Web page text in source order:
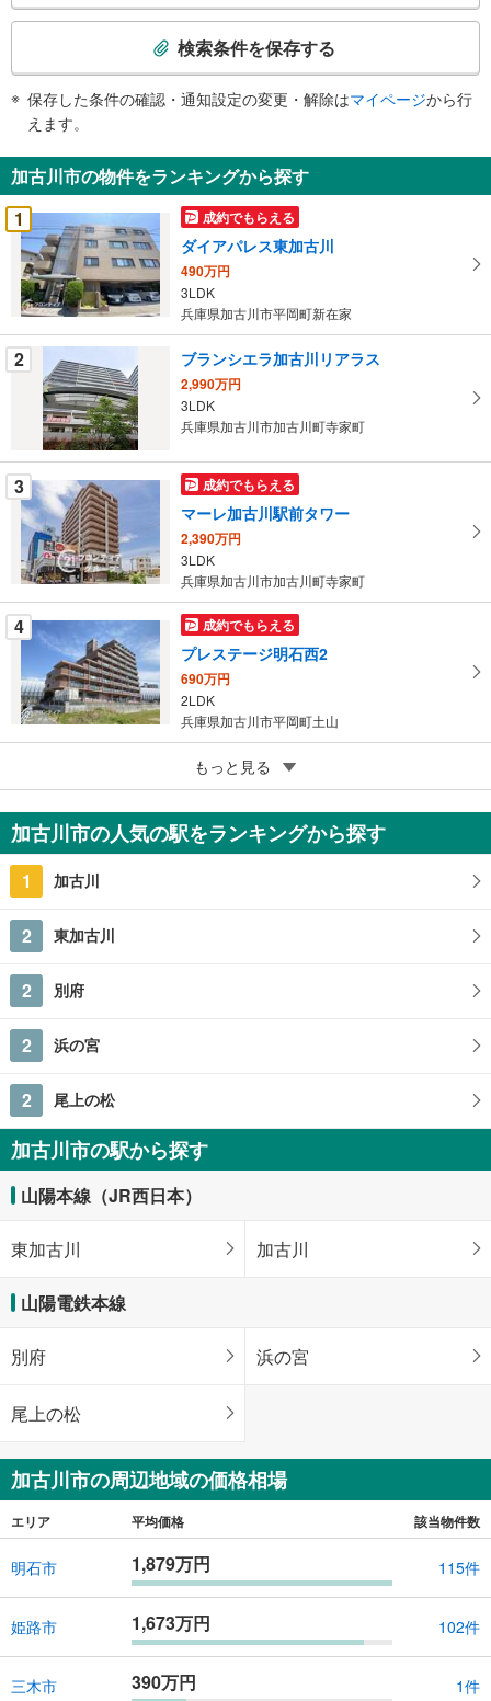
検
知
を
受
け
取
る
・
件
を
ー
ジ
に
保
存
る
検索条件を保存する
保存した条件の確認・通知設定の変更・解除はマイページから行
えます。
加古川市の物件をランキングから探す
1
成約でもらえる
ダイアパレス東加古川
490万円
3LDK
兵庫県加古川市平岡町新在家
2 ブランシエラ加古川リアラス
2,990万円
3LDK
兵庫県加古川市加古川町寺家町
3 成約でもらえる
マーレ加古川駅前タワー
2,390万円
3LDK
兵庫県加古川市加古川町寺家町
4 成約でもらえる
プレステージ明石西2
690万円
2LDK
兵庫県加古川市平岡町土山
成約でもらえる
ハイツ東加古川
1,080万円
4LDK
もっと見る
加古川市の人気の駅をランキングから探す
1 加古川
2 東加古川
2 別府
2 浜の宮
2 尾上の松
加古川市の駅から探す
山陽本線（JR西日本）
東加古川 加古川
山陽電鉄本線
別府 浜の宮
尾上の松
加古川市の周辺地域の価格相場
エリア 平均価格 該当物件数
明石市 1,879万円 115件
姫路市 1,673万円 102件
三木市 390万円 1件